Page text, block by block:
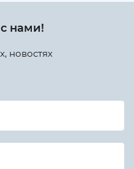
нами!
новостях